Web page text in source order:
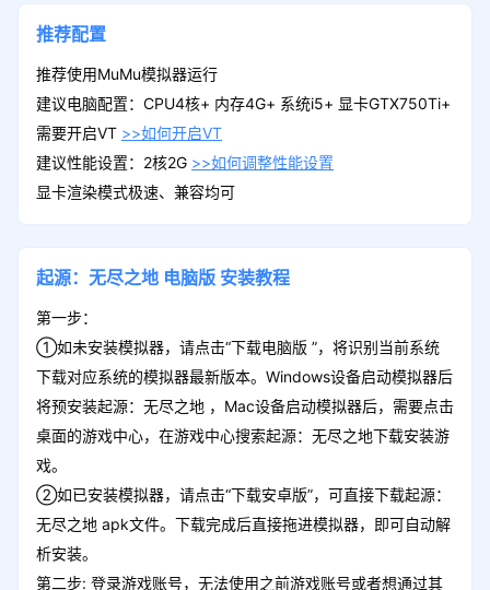
推荐配置
推荐使用MuMu模拟器运行
建议电脑配置：CPU4核+ 内存4G+ 系统i5+ 显卡GTX750Ti+
需要开启VT >>如何开启VT
建议性能设置：2核2G >>如何调整性能设置
显卡渲染模式极速、兼容均可
起源：无尽之地 电脑版 安装教程
第一步：
①如未安装模拟器，请点击“下载电脑版 ”，将识别当前系统
下载对应系统的模拟器最新版本。Windows设备启动模拟器后
将预安装起源：无尽之地 ，Mac设备启动模拟器后，需要点击
桌面的游戏中心，在游戏中心搜索起源：无尽之地下载安装游
戏。
②如已安装模拟器，请点击“下载安卓版”，可直接下载起源：
无尽之地 apk文件。下载完成后直接拖进模拟器，即可自动解
析安装。
第二步: 登录游戏账号，无法使用之前游戏账号或者想通过其